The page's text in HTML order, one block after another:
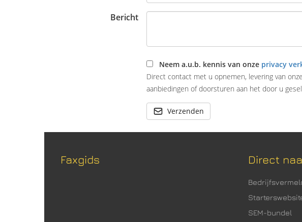
Bericht
Neem a.u.b. kennis van onze privacy
Direct contact met u opnemen, levering van
aanbiedingen of doorsturen aan het door u
Verzenden
Faxgids Direct
SEM-bundel